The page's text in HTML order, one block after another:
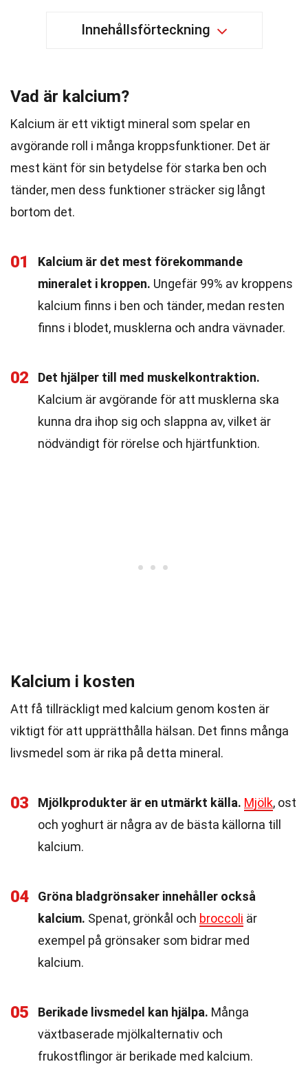
Innehållsförteckning
Vad är kalcium?
Kalcium är ett viktigt mineral som spelar en
avgörande roll i många kroppsfunktioner. Det är
mest känt för sin betydelse för starka ben och
tänder, men dess funktioner sträcker sig långt
bortom det.
01
Kalcium är det mest förekommande
mineralet i kroppen. Ungefär 99% av kroppens
kalcium finns i ben och tänder, medan resten
finns i blodet, musklerna och andra vävnader.
02
Det hjälper till med muskelkontraktion.
Kalcium är avgörande för att musklerna ska
kunna dra ihop sig och slappna av, vilket är
nödvändigt för rörelse och hjärtfunktion.
Kalcium i kosten
Att få tillräckligt med kalcium genom kosten är
viktigt för att upprätthålla hälsan. Det finns många
livsmedel som är rika på detta mineral.
03 Mjölkprodukter är en utmärkt källa. Mjölk, ost
och yoghurt är några av de bästa källorna till
kalcium.
04
Gröna bladgrönsaker innehåller också
kalcium. Spenat, grönkål och broccoli är
exempel på grönsaker som bidrar med
kalcium.
05 Berikade livsmedel kan hjälpa. Många
växtbaserade mjölkalternativ och
frukostflingor är berikade med kalcium.